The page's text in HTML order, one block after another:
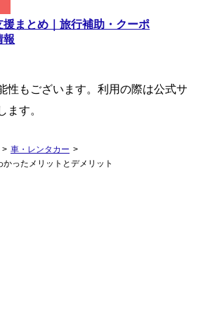
援まとめ｜旅行補助・クーポ
報
性もございます。利用の際は公式サ
ます。
> 車・レンタカー >
ったメリットとデメリット